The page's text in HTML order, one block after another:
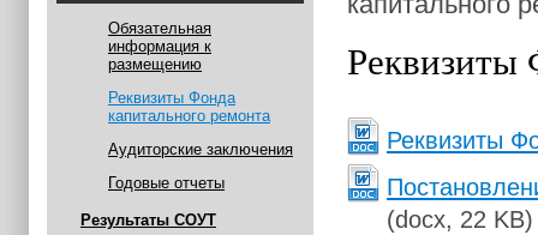
Обязательная
информация к
размещению
Реквизиты Фонда
капитального ремонта
Аудиторские заключения
Годовые отчеты
Результаты СОУТ
Реквизиты
Реквизиты
(docx, 22 KB)